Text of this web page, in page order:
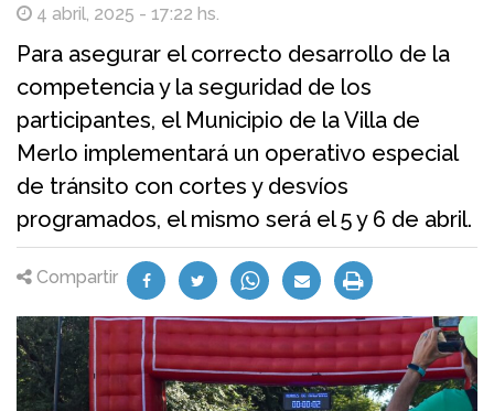
4 abril, 2025 - 17:22 hs.
Para asegurar el correcto desarrollo de la
competencia y la seguridad de los
participantes, el Municipio de la Villa de
Merlo implementará un operativo especial
de tránsito con cortes y desvíos
programados, el mismo será el 5 y 6 de abril.
Compartir